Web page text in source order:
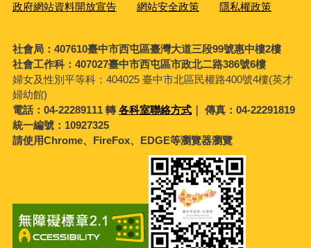
政府網站資料開放宣告 網站安全政策 隱私權政策
社會局：407610臺中市西屯區臺灣大道三段99號惠中樓2樓
社會工作科：407027臺中市西屯區市政北二路386號6樓
婦女及性別平等科： 404025 臺中市北區民權路400號4樓(英才
婦幼館)
電話：04-22289111 轉各科室聯絡方式｜ 傳真：04-22291819
統一編號：10927325
請使用Chrome、FireFox、EDGE等瀏覽器瀏覽